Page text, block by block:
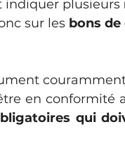
indiquer plusieurs
sur les bons
en conformité
qui